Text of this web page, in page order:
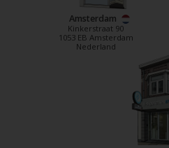
Amsterdam
Kinkerstraat 90
1053 EB Amsterdam
Nederland